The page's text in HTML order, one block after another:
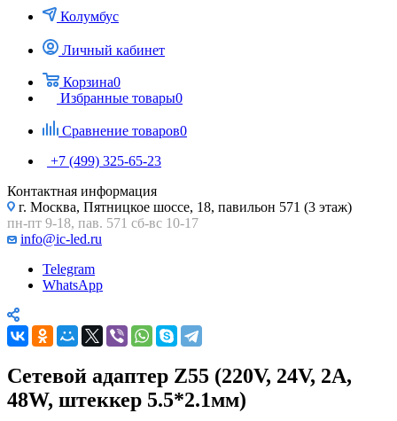
Колумбус
Личный кабинет
Корзина0
Избранные товары0
Сравнение товаров0
+7 (499) 325-65-23
Контактная информация
г. Москва, Пятницкое шоссе, 18, павильон 571 (3 этаж)
пн-пт 9-18, пав. 571 сб-вс 10-17
info@ic-led.ru
Telegram
WhatsApp
Сетевой адаптер Z55 (220V, 24V, 2A,
48W, штеккер 5.5*2.1мм)